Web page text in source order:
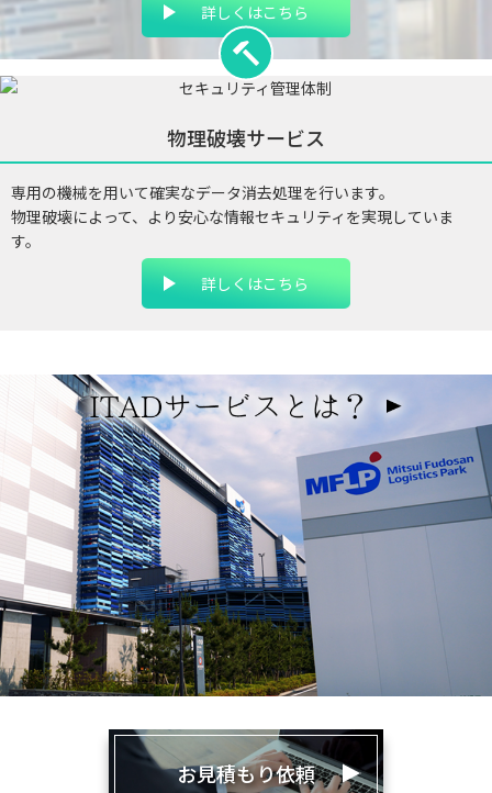
詳しくはこちら
物理破壊サービス
専用の機械を用いて確実なデータ消去処理を行います。
物理破壊によって、より安心な情報セキュリティを実現していま
す。
詳しくはこちら
お見積もり依頼